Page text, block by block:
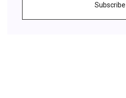
Subscribe